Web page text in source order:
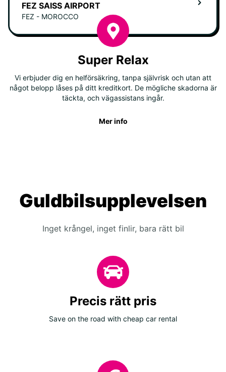
FEZ SAISS AIRPORT
FEZ - MOROCCO
Super Relax
Vi erbjuder dig en helförsäkring, tanpa självrisk och utan att
något belopp låses på ditt kreditkort. De mögliche skadorna är
täckta, och vägassistans ingår.
Mer info
Guldbilsupplevelsen
Inget krångel, inget finlir, bara rätt bil
Precis rätt pris
Save on the road with cheap car rental